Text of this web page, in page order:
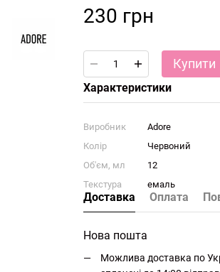
230 грн
Купити
Характеристики
Виробник
Adore
Колір
Червоний
Об'єм, мл
12
Текстура
емаль
Доставка Оплата
Нова пошта
Можлива доставка по